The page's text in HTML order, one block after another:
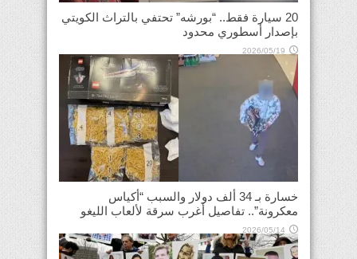
20 سيارة فقط.. “بورشه” تحتفي بالتراث الكويتي
بإصدار أسطوري محدود
2026/05/19
خسارة بـ 34 ألف دولار والسبب “أكياس
معكرونة”.. تفاصيل أغرب سرقة لألعاب الليغو
2026/05/14